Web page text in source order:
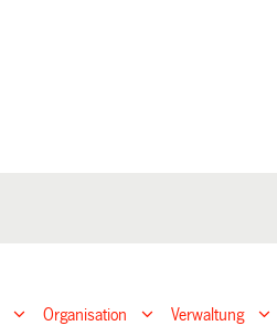
Organisation Verwaltung